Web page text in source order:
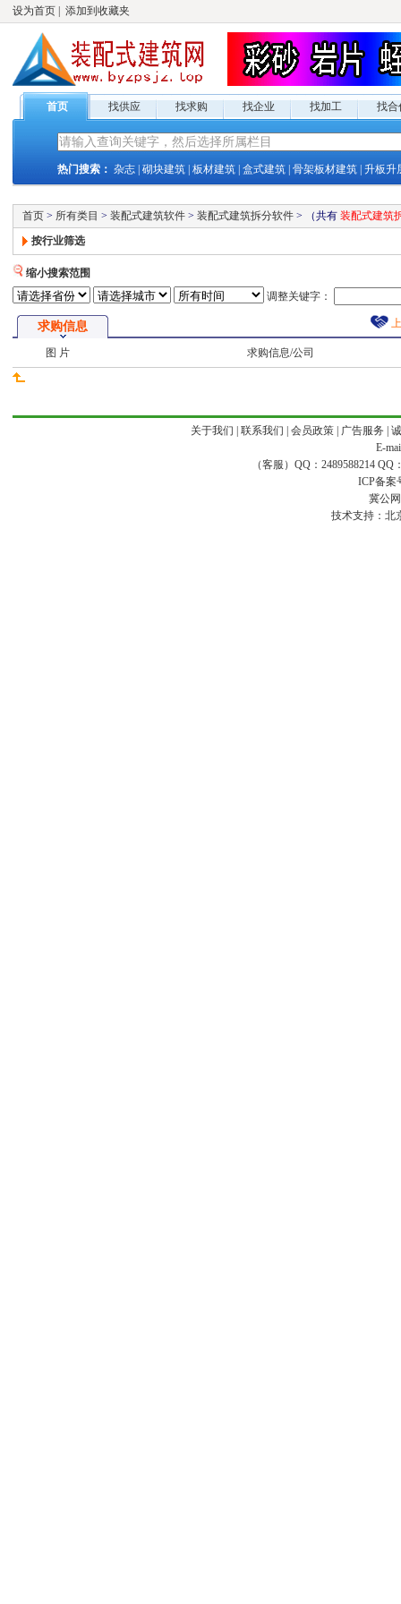
设为首页 添加到收藏夹
首页 找供应 找求购 找企业 找加工 找合
热门搜索： 杂志 砌块建筑 板材建筑 盒式建筑 骨架板材建筑 升板升
首页 > 所有类目 > 装配式建筑软件 > 装配式建筑拆分软件 > （共有 装配式建筑
按行业筛选
缩小搜索范围
调整关键字：
求购信息
图 片 求购信息/公司
关于我们 联系我们 会员政策| 广告服务
E-
（客服）QQ：2489588214 QQ
ICP备案
冀公
技术支持： 北